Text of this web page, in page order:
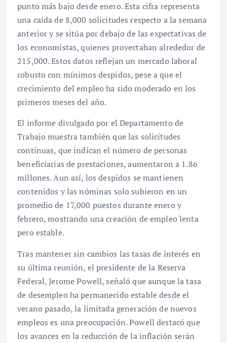
punto más bajo desde enero. Esta cifra representa
una caída de 8,000 solicitudes respecto a la semana
anterior y se sitúa por debajo de las expectativas de
los economistas, quienes proyectaban alrededor de
215,000. Estos datos reflejan un mercado laboral
robusto con mínimos despidos, pese a que el
crecimiento del empleo ha sido moderado en los
primeros meses del año.
El informe divulgado por el Departamento de
Trabajo muestra también que las solicitudes
continuas, que indican el número de personas
beneficiarias de prestaciones, aumentaron a 1.86
millones. Aun así, los despidos se mantienen
contenidos y las nóminas solo subieron en un
promedio de 17,000 puestos durante enero y
febrero, mostrando una creación de empleo lenta
pero estable.
Tras mantener sin cambios las tasas de interés en
su última reunión, el presidente de la Reserva
Federal, Jerome Powell, señaló que aunque la tasa
de desempleo ha permanecido estable desde el
verano pasado, la limitada generación de nuevos
empleos es una preocupación. Powell destacó que
los avances en la reducción de la inflación serán